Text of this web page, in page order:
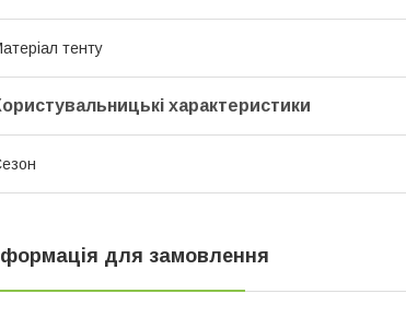
тенту
характеристики
для замовлення